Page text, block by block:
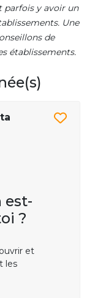
parfois y avoir un
Une
de
établissements.
est-
?
et
les